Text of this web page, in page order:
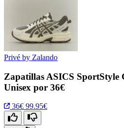
Privé by Zalando
Zapatillas ASICS
Unisex por 36€
36€ 99.95€